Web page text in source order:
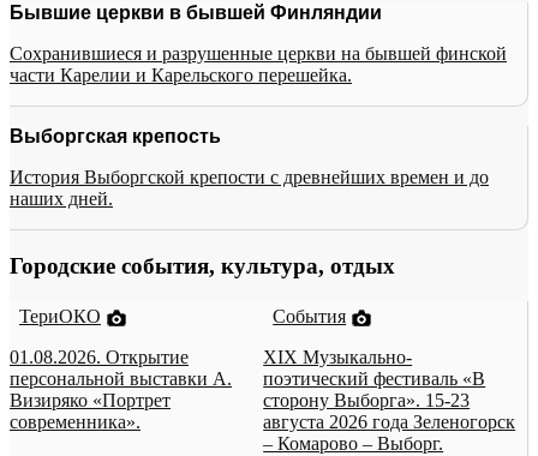
Бывшие церкви в бывшей Финляндии
Сохранившиеся и разрушенные церкви на бывшей финской
части Карелии и Карельского перешейка.
Выборгская крепость
История Выборгской крепости с древнейших времен и до
наших дней.
Городские события, культура, отдых
ТериОКО
01.08.2026. Открытие
персональной выставки А.
Визиряко «Портрет
современника».
События
XIX Музыкально-
поэтический фестиваль «В
сторону Выборга». 15-23
августа 2026 года Зеленогорск
– Комарово – Выборг.